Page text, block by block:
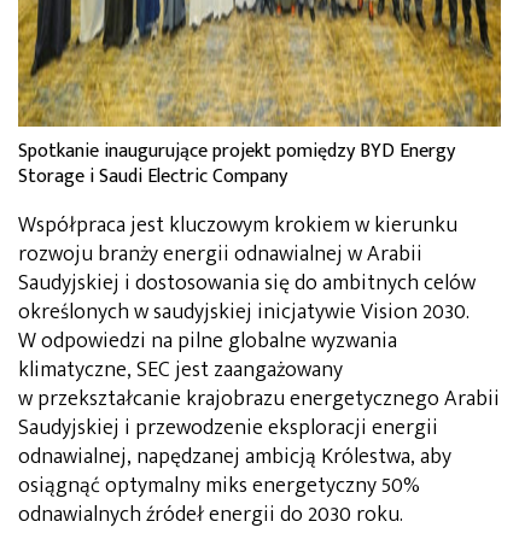
Spotkanie inaugurujące projekt pomiędzy BYD Energy
Storage i Saudi Electric Company
Współpraca jest kluczowym krokiem w kierunku
rozwoju branży energii odnawialnej w Arabii
Saudyjskiej i dostosowania się do ambitnych celów
określonych w saudyjskiej inicjatywie Vision 2030.
W odpowiedzi na pilne globalne wyzwania
klimatyczne, SEC jest zaangażowany
w przekształcanie krajobrazu energetycznego Arabii
Saudyjskiej i przewodzenie eksploracji energii
odnawialnej, napędzanej ambicją Królestwa, aby
osiągnąć optymalny miks energetyczny 50%
odnawialnych źródeł energii do 2030 roku.